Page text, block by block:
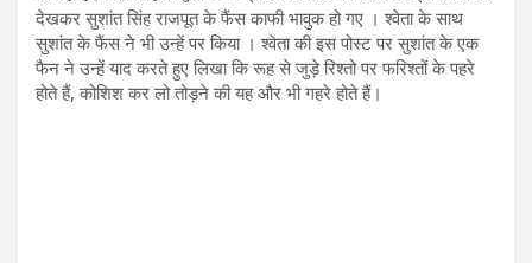
देखकर सुशांत सिंह राजपूत के फैंस काफी भावुक हो गए । श्वेता के साथ
सुशांत के फैंस ने भी उन्हें पर किया । श्वेता की इस पोस्ट पर सुशांत के एक
फैन ने उन्हें याद करते हुए लिखा कि रूह से जुड़े रिश्तो पर फरिश्तों के पहरे
होते हैं, कोशिश कर लो तोड़ने की यह और भी गहरे होते हैं।